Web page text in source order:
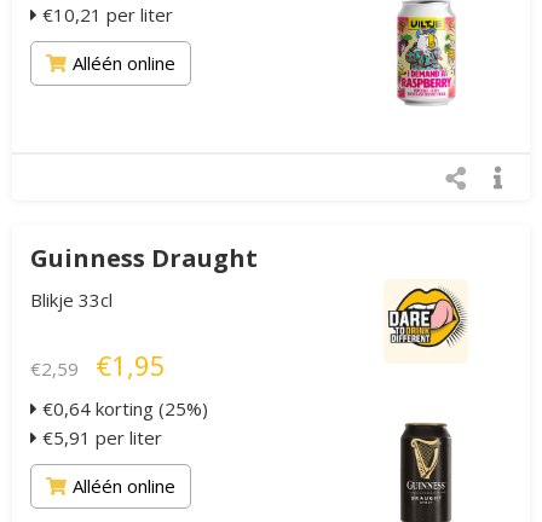
€10,21 per liter
Alléén online
Guinness Draught
Blikje 33cl
€2,59 €1,95
€0,64 korting (25%)
€5,91 per liter
Alléén online